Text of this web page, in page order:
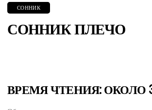
СОННИК
СОННИК ПЛЕЧО
ВРЕМЯ ЧТЕНИЯ: ОКОЛО